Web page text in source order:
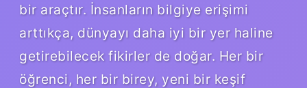
bir araçtır. İnsanların bilgiye erişimi
arttıkça, dünyayı daha iyi bir yer haline
getirebilecek fikirler de doğar. Her bir
öğrenci, her bir birey, yeni bir keşif